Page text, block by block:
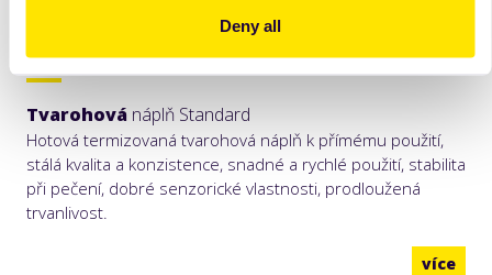
Deny all
Tvarohová náplň Standard
Hotová termizovaná tvarohová náplň k přímému použití,
stálá kvalita a konzistence, snadné a rychlé použití, stabilita
při pečení, dobré senzorické vlastnosti, prodloužená
trvanlivost.
více